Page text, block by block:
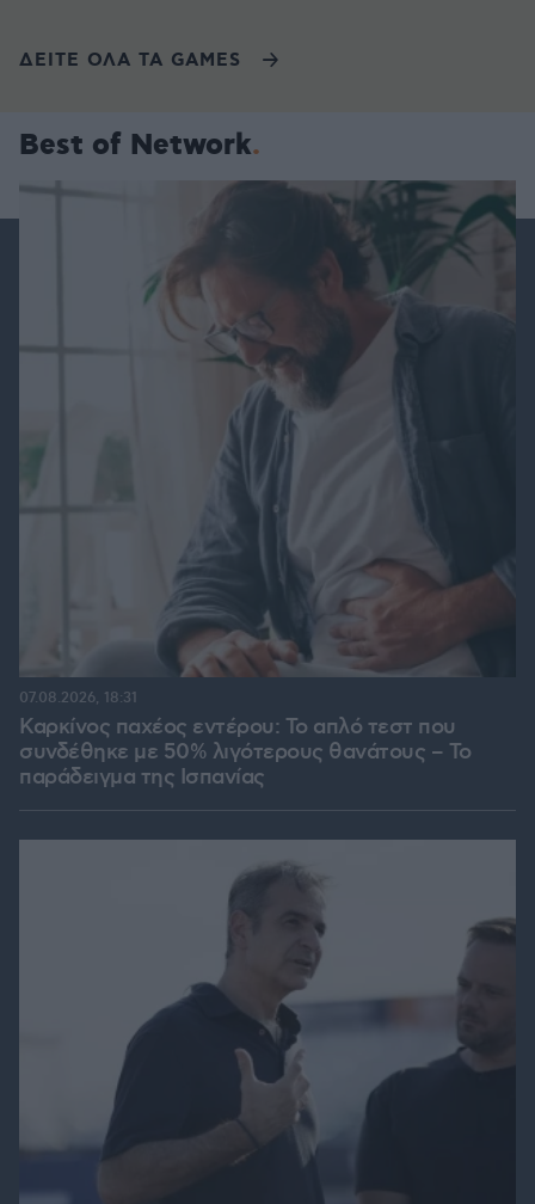
ΔΕΙΤΕ ΟΛΑ ΤΑ GAMES
Best of Network
Καρκίνος παχέος εντέρου: Το απλό τεστ που
συνδέθηκε με 50% λιγότερους θανάτους – Το
παράδειγμα της Ισπανίας
07.08.2026, 18:31